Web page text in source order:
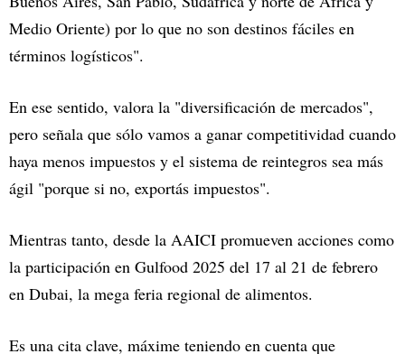
Medio Oriente) por lo que no son destinos fáciles en
términos logísticos".
En ese sentido, valora la "diversificación de mercados",
pero señala que sólo vamos a ganar competitividad cuando
haya menos impuestos y el sistema de reintegros sea más
ágil "porque si no, exportás impuestos".
Mientras tanto, desde la AAICI promueven acciones como
la participación en Gulfood 2025 del 17 al 21 de febrero
en Dubai, la mega feria regional de alimentos.
Es una cita clave, máxime teniendo en cuenta que